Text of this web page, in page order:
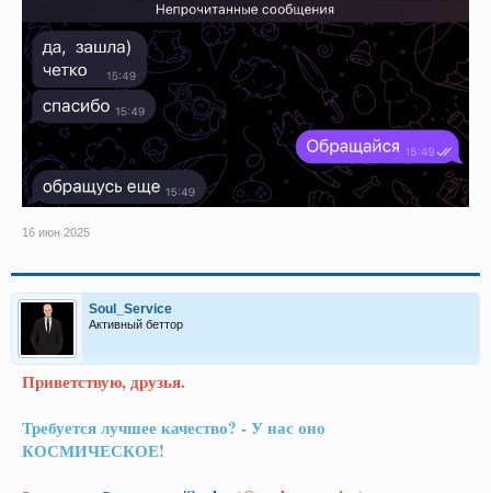
16 июн 2025
Soul_Service
Активный беттор
Приветствую, друзья.
Требуется лучшее качество? - У нас оно
КОСМИЧЕСКОЕ!